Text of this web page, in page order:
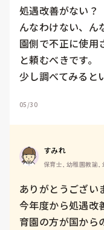
処遇改善がない？
んなわけない、ん
園側で不正に使用
と頼むべきです。
少し調べてみると
05/30
すみれ
保育士, 幼稚園教諭,
ありがとうござい
今年度から処遇改
育園の方が国から